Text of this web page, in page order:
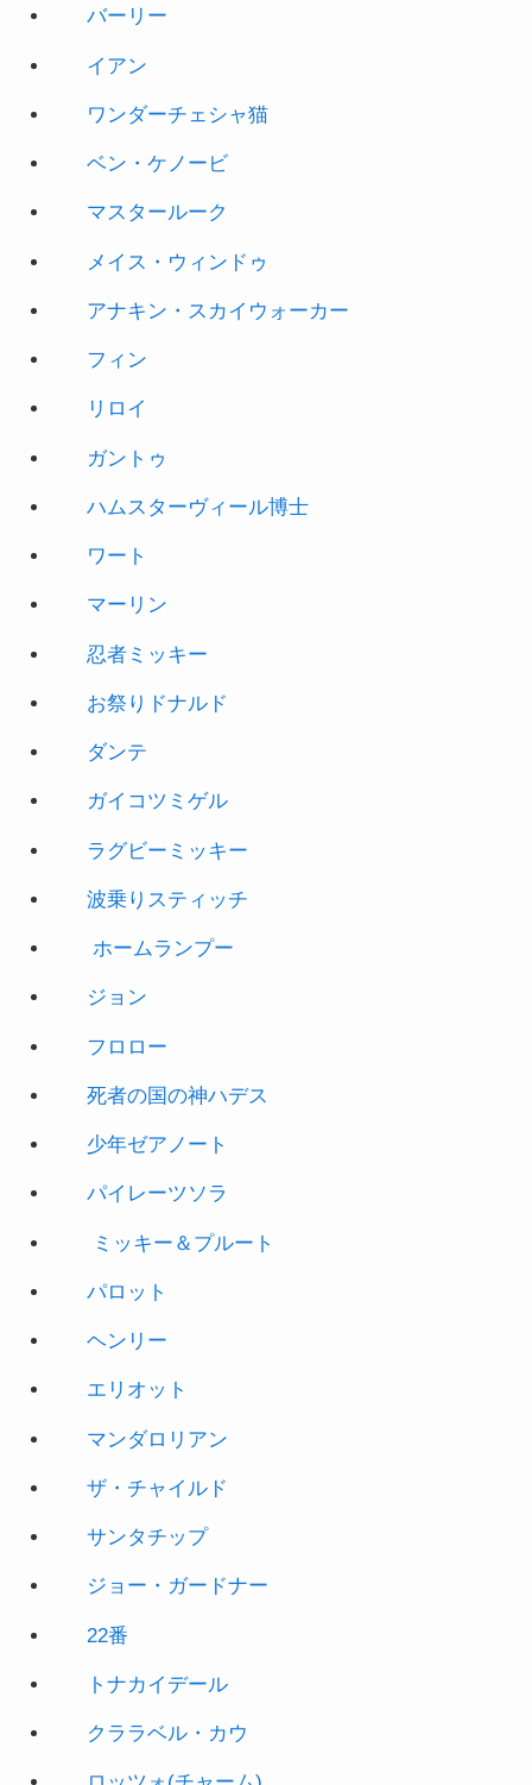
バーリー
イアン
ワンダーチェシャ猫
ベン・ケノービ
マスタールーク
メイス・ウィンドゥ
アナキン・スカイウォーカー
フィン
リロイ
ガントゥ
ハムスターヴィール博士
ワート
マーリン
忍者ミッキー
お祭りドナルド
ダンテ
ガイコツミゲル
ラグビーミッキー
波乗りスティッチ
ホームランプー
ジョン
フロロー
死者の国の神ハデス
少年ゼアノート
パイレーツソラ
ミッキー＆プルート
パロット
ヘンリー
エリオット
マンダロリアン
ザ・チャイルド
サンタチップ
ジョー・ガードナー
22番
トナカイデール
クララベル・カウ